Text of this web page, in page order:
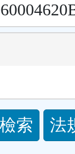
索 法